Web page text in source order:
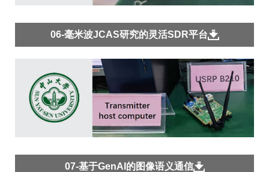
06-毫米波JCAS研究的灵活SDR平台
07-基于GenAI的图像语义通信